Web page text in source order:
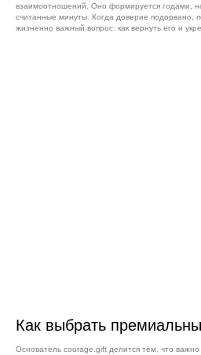
взаимоотношений. Оно формируется годами,
считанные минуты. Когда доверие подорвано,
жизненно важный вопрос: как вернуть его и
Как выбрать
Основатель courage.gift делится тем, что